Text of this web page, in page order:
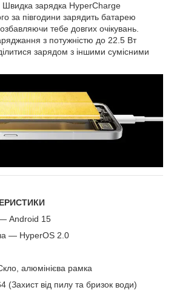
Швидка зарядка HyperCharge
за півгодини зарядить батарею
тебе довгих очікувань.
з потужністю до 22.5 Вт
зарядом з іншими сумісними
Android 15
— HyperOS 2.0
алюмінієва рамка
(Захист від пилу та бризок води)